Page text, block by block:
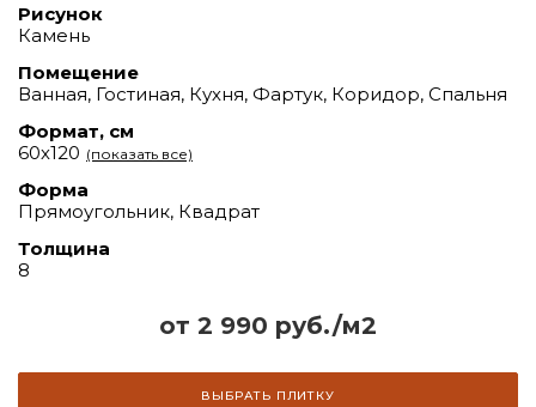
от 2 990 руб./м2
ВЫБРАТЬ ПЛИТКУ
Рисунок
Камень
Помещение
Ванная, Гостиная, Кухня, Фартук, Коридор, Спальня
Формат, см
60х120 (показать все)
Форма
Прямоугольник, Квадрат
Толщина
8